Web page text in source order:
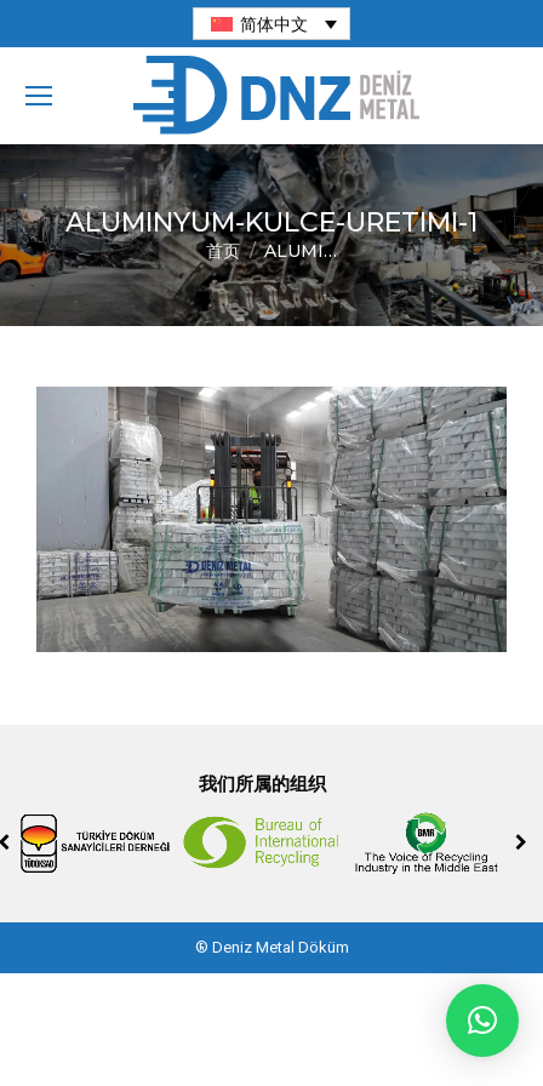
简体中文
ALUMINYUM-KULCE-URETIMI-1
您在这里：
首页 ALUMI…
我们所属的组织
® Deniz Metal Döküm